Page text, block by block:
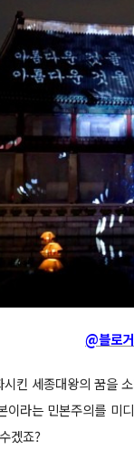
@블로
킨 세종대왕의 꿈을
라는 민본주의를 미
겠죠?